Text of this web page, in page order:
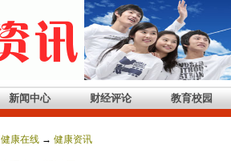
新闻中心 财经评论 教育校园
健康在线 → 健康资讯